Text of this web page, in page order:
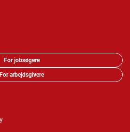
For jobsøgere
For arbejdsgivere